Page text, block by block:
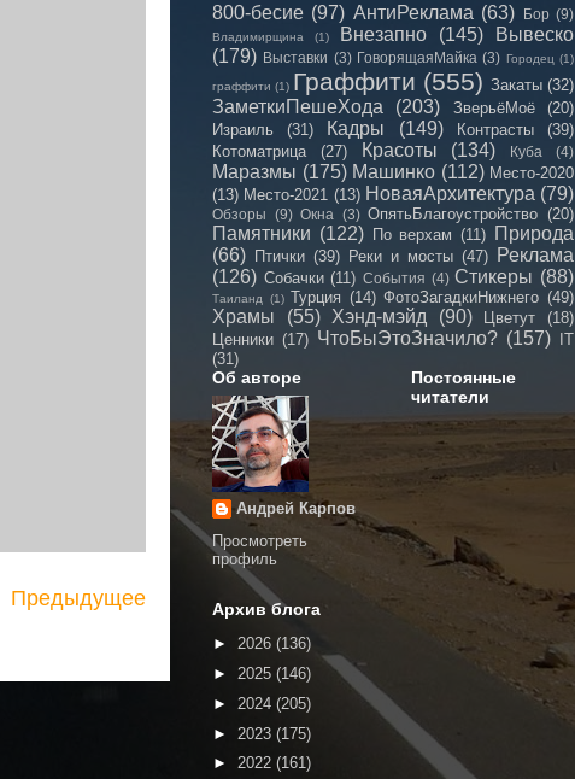
Предыдущее
800-бесие (97) АнтиРеклама (63) Бор (9)
Владимирщина (1) Внезапно (145)
Вывеско
(179) Выставки (3) ГоворящаяМайка (3) Городец (1)
граффити (1) Граффити (555) Закаты (32)
ЗаметкиПешеХода (203) ЗверьёМоё
(20)
Израиль
(31) Кадры (149) Контрасты
(39)
Котоматрица
(27) Красоты (134) Куба (4)
Маразмы (175) Машинко (112) Место-2020
(13) Место-2021 (13) НоваяАрхитектура (79)
Обзоры (9) Окна (3) ОпятьБлагоустройство (20)
Памятники (122) По верхам (11) Природа
(66) Птички (39) Реки и мосты (47) Реклама
(126) Собачки (11) События (4) Стикеры (88)
Таиланд (1) Турция (14) ФотоЗагадкиНижнего (49)
Храмы (55) Хэнд-мэйд (90) Цветут
(18)
Ценники (17) ЧтоБыЭтоЗначило? (157)
IT
(31)
Об авторе
Андрей Карпов
Просмотреть
профиль
Постоянные
читатели
Архив блога
► 2026 (136)
► 2025 (146)
► 2024 (205)
► 2023 (175)
► 2022 (161)